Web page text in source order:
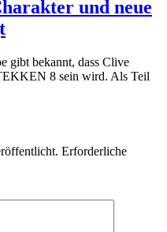
und neue
gibt bekannt, dass Clive
8 sein wird. Als Teil
Erforderliche